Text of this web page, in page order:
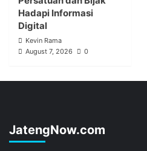
Hadapi Informasi
Digital
Kevin Rama
August 7, 2026
0
JatengNow.com